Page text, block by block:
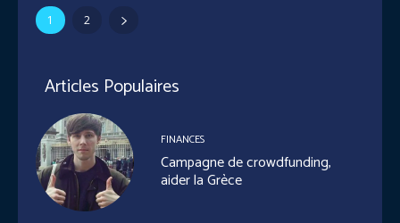
1 2
Articles Populaires
FINANCES
Campagne de crowdfunding,
aider la Grèce